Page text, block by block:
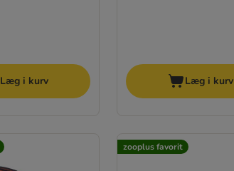
Læg i kurv Læg i kurv
zooplus favorit